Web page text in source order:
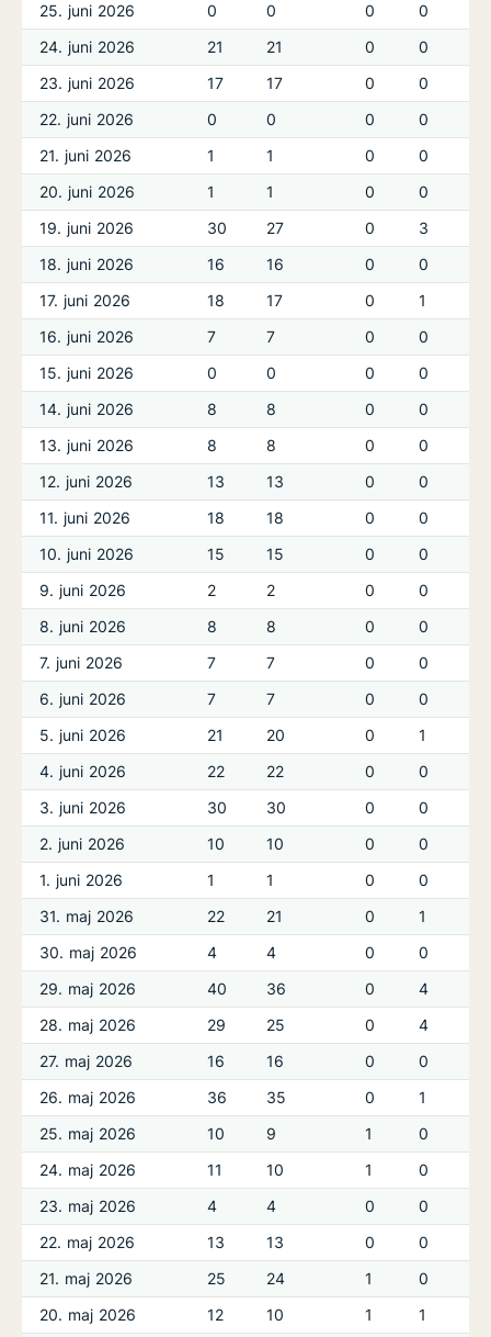
25. juni 2026 0 0 0
0
24. juni 2026
21 21 0
0
23. juni 2026
17 17 0
0
22. juni 2026
0 0 0
0
21. juni 2026
1 1 0
0
20. juni 2026
1 1 0
0
19. juni 2026
30 27 0
3
18. juni 2026
16 16 0
0
17. juni 2026
18 17 0
1
16. juni 2026
7 7 0
0
15. juni 2026
0 0 0
0
14. juni 2026
8 8 0
0
13. juni 2026
8 8 0
0
12. juni 2026
13 13 0
0
11. juni 2026
18 18 0
0
10. juni 2026
15 15 0
0
9. juni 2026
2 2 0
0
8. juni 2026
8 8 0
0
7. juni 2026
7 7 0
0
6. juni 2026
7 7 0
0
5. juni 2026
21 20 0
1
4. juni 2026
22 22 0
0
3. juni 2026
30 30 0
0
2. juni 2026
10 10 0
0
1. juni 2026
1 1 0
0
31. maj 2026
22 21 0
1
30. maj 2026
4 4 0
0
29. maj 2026
40 36 0
4
28. maj 2026
29 25 0
4
27. maj 2026
16 16 0
0
26. maj 2026
36 35 0
1
25. maj 2026
10 9 1
0
24. maj 2026
11 10 1
0
23. maj 2026
4 4 0
0
22. maj 2026
13 13 0
0
21. maj 2026
25 24 1
0
20. maj 2026
12 10 1
1